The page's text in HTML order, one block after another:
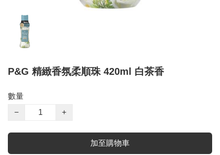
P&G 精緻香氛柔順珠 420ml 白茶香
數量
−
+
加至購物車